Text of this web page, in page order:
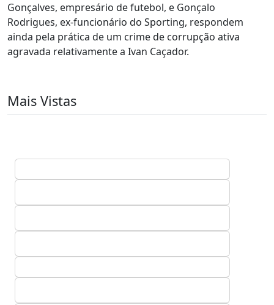
Gonçalves, empresário de futebol, e Gonçalo
Rodrigues, ex-funcionário do Sporting, respondem
ainda pela prática de um crime de corrupção ativa
agravada relativamente a Ivan Caçador.
Mais Vistas